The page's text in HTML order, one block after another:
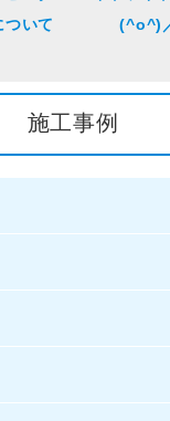
ついて
(^o^)
施工事例